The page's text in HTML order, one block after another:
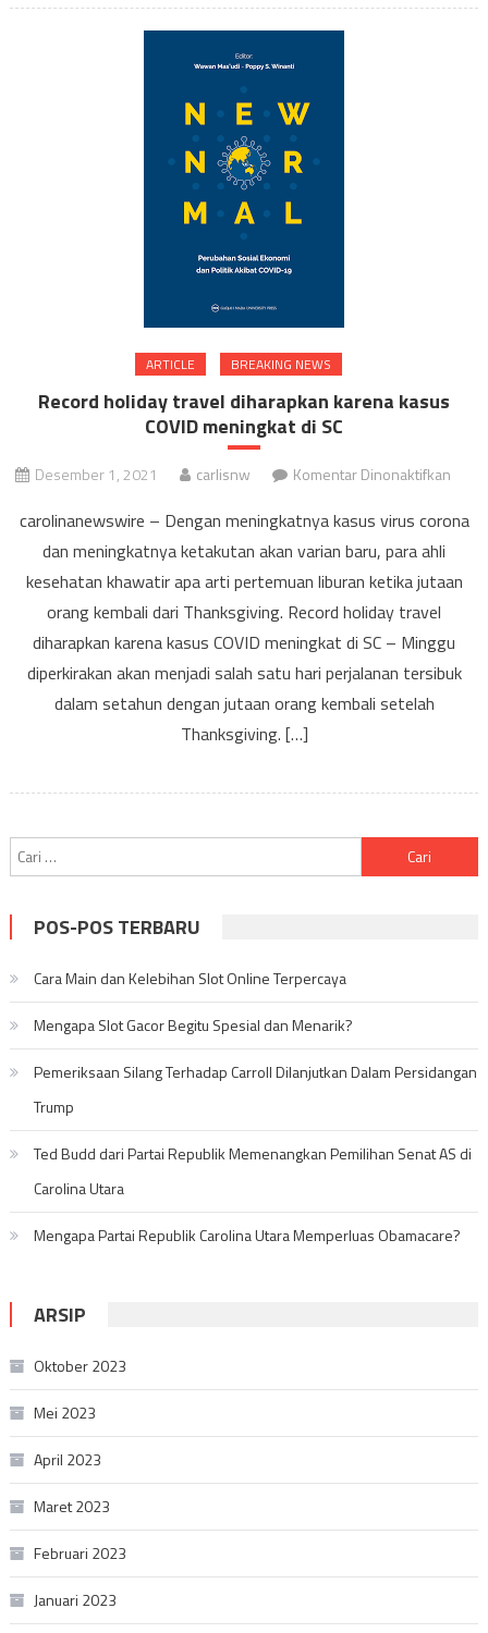
ARTICLE BREAKING NEWS
Record holiday travel diharapkan karena kasus
COVID meningkat di SC
Desember 1, 2021 carlisnw Komentar Dinonaktifkan
kasus
carolinanewswire – Dengan meningkatnya kasus virus corona
dan meningkatnya ketakutan akan varian baru, para ahli
kesehatan khawatir apa arti pertemuan liburan ketika jutaan
orang kembali dari Thanksgiving. Record holiday travel
diharapkan karena kasus COVID meningkat di SC – Minggu
diperkirakan akan menjadi salah satu hari perjalanan tersibuk
dalam setahun dengan jutaan orang kembali setelah
Thanksgiving. […]
untuk:
POS-POS TERBARU
Cara Main dan Kelebihan Slot Online Terpercaya
Mengapa Slot Gacor Begitu Spesial dan Menarik?
Pemeriksaan Silang Terhadap Carroll Dilanjutkan Dalam Persidangan
Trump
Ted Budd dari Partai Republik Memenangkan Pemilihan Senat AS di
Carolina Utara
Mengapa Partai Republik Carolina Utara Memperluas Obamacare?
ARSIP
Oktober 2023
Mei 2023
April 2023
Maret 2023
Februari 2023
Januari 2023